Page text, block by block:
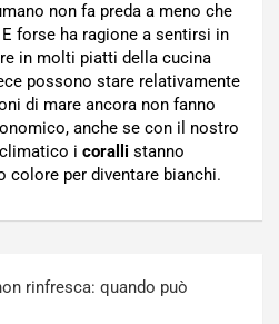
non fa preda a meno che
forse ha ragione a sentirsi in
in molti piatti della cucina
possono stare relativamente
di mare ancora non fanno
anche se con il nostro
i coralli stanno
colore per diventare bianchi.
rinfresca: quando può